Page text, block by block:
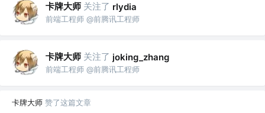
卡牌大师 关注了 rlydia
前端工程师 @前腾讯工程师
卡牌大师 关注了 joking_zhang
前端工程师 @前腾讯工程师
卡牌大师 赞了这篇文章